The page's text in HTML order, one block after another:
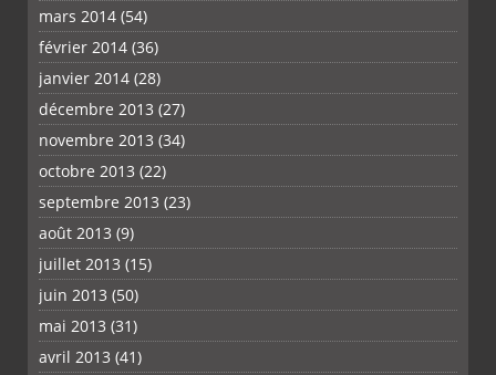
mars 2014 (54)
février 2014 (36)
janvier 2014 (28)
décembre 2013 (27)
novembre 2013 (34)
octobre 2013 (22)
septembre 2013 (23)
août 2013 (9)
juillet 2013 (15)
juin 2013 (50)
mai 2013 (31)
avril 2013 (41)